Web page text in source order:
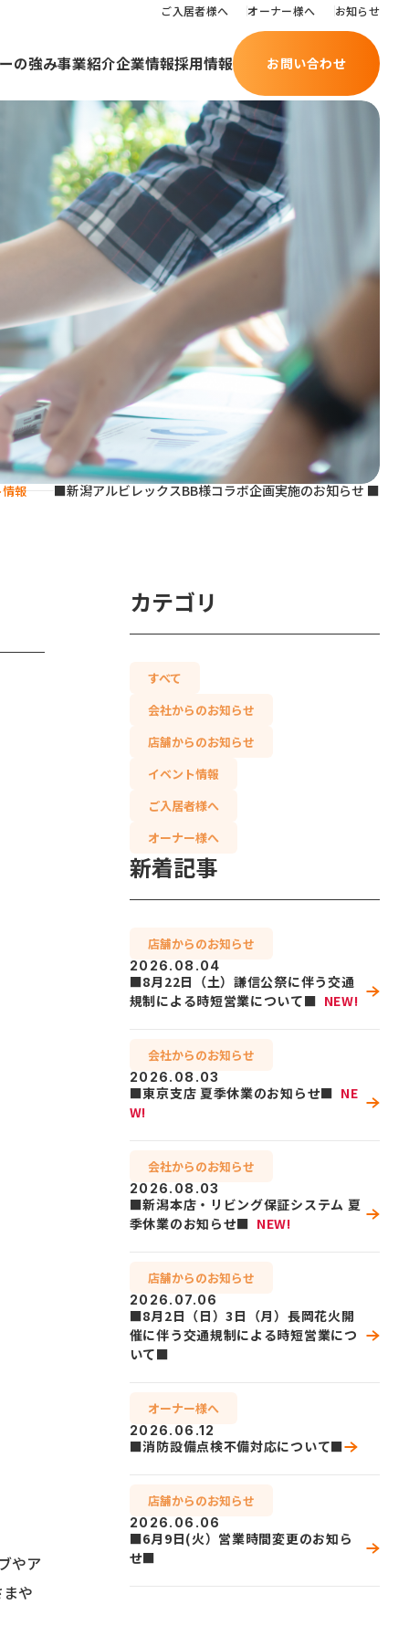
ご入居者様へ オーナー様へ お知らせ
の強み事業紹介企業情報採用情報 お問い合わせ
報 ■新潟アルビレックスBB様コラボ企画実施のお知らせ ■
やア
や
カテゴリ
すべて
会社からのお知らせ
店舗からのお知らせ
イベント情報
ご入居者様へ
オーナー様へ
新着記事
店舗からのお知らせ
2026.08.04
■8月22日（土）謙信公祭に伴う交通
規制による時短営業について■ NEW!
会社からのお知らせ
2026.08.03
■東京支店 夏季休業のお知らせ■ NE
W!
会社からのお知らせ
2026.08.03
■新潟本店・リビング保証システム 夏
季休業のお知らせ■ NEW!
店舗からのお知らせ
2026.07.06
■8月2日（日）3日（月）長岡花火開
催に伴う交通規制による時短営業につ
いて■
オーナー様へ
2026.06.12
■消防設備点検不備対応について■
店舗からのお知らせ
2026.06.06
■6月9日(火）営業時間変更のお知ら
せ■